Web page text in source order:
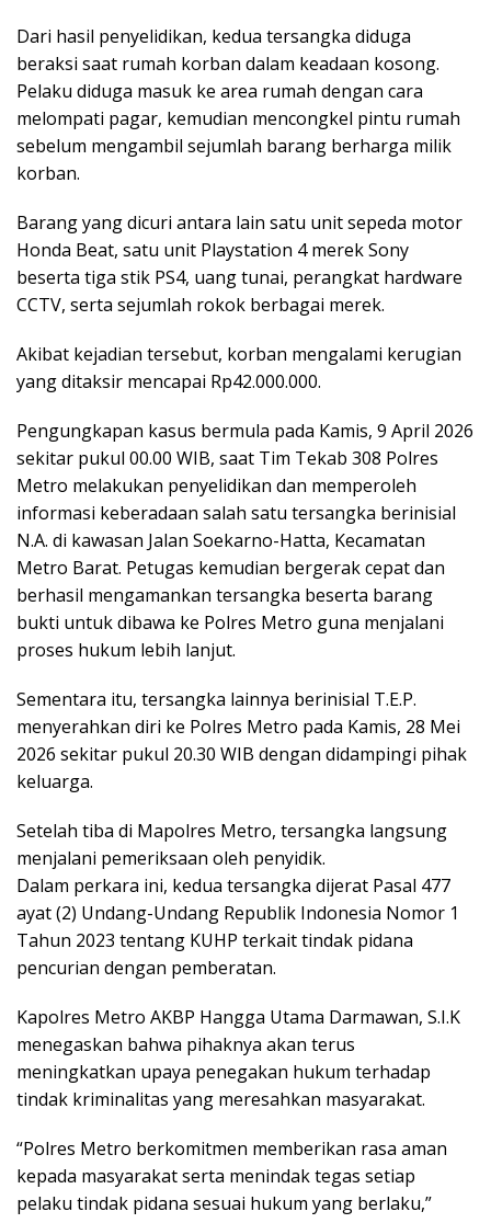
Dari hasil penyelidikan, kedua tersangka diduga
beraksi saat rumah korban dalam keadaan kosong.
Pelaku diduga masuk ke area rumah dengan cara
melompati pagar, kemudian mencongkel pintu rumah
sebelum mengambil sejumlah barang berharga milik
korban.
Barang yang dicuri antara lain satu unit sepeda motor
Honda Beat, satu unit Playstation 4 merek Sony
beserta tiga stik PS4, uang tunai, perangkat hardware
CCTV, serta sejumlah rokok berbagai merek.
Akibat kejadian tersebut, korban mengalami kerugian
yang ditaksir mencapai Rp42.000.000.
Pengungkapan kasus bermula pada Kamis, 9 April 2026
sekitar pukul 00.00 WIB, saat Tim Tekab 308 Polres
Metro melakukan penyelidikan dan memperoleh
informasi keberadaan salah satu tersangka berinisial
N.A. di kawasan Jalan Soekarno-Hatta, Kecamatan
Metro Barat. Petugas kemudian bergerak cepat dan
berhasil mengamankan tersangka beserta barang
bukti untuk dibawa ke Polres Metro guna menjalani
proses hukum lebih lanjut.
Sementara itu, tersangka lainnya berinisial T.E.P.
menyerahkan diri ke Polres Metro pada Kamis, 28 Mei
2026 sekitar pukul 20.30 WIB dengan didampingi pihak
keluarga.
Setelah tiba di Mapolres Metro, tersangka langsung
menjalani pemeriksaan oleh penyidik.
Dalam perkara ini, kedua tersangka dijerat Pasal 477
ayat (2) Undang-Undang Republik Indonesia Nomor 1
Tahun 2023 tentang KUHP terkait tindak pidana
pencurian dengan pemberatan.
Kapolres Metro AKBP Hangga Utama Darmawan, S.I.K
menegaskan bahwa pihaknya akan terus
meningkatkan upaya penegakan hukum terhadap
tindak kriminalitas yang meresahkan masyarakat.
“Polres Metro berkomitmen memberikan rasa aman
kepada masyarakat serta menindak tegas setiap
pelaku tindak pidana sesuai hukum yang berlaku,”